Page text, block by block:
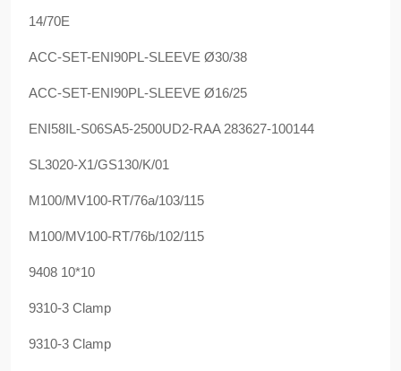
14/70E
ACC-SET-ENI90PL-SLEEVE Ø30/38
ACC-SET-ENI90PL-SLEEVE Ø16/25
ENI58IL-S06SA5-2500UD2-RAA 283627-100144
SL3020-X1/GS130/K/01
M100/MV100-RT/76a/103/115
M100/MV100-RT/76b/102/115
9408 10*10
9310-3 Clamp
9310-3 Clamp